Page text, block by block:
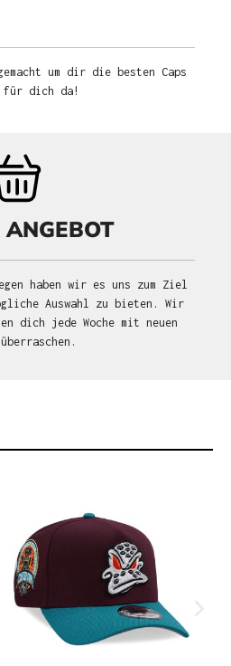
um dir die besten Caps
für dich da!
ANGEBOT
haben wir es uns zum Ziel
Auswahl zu bieten. Wir
dich jede Woche mit neuen